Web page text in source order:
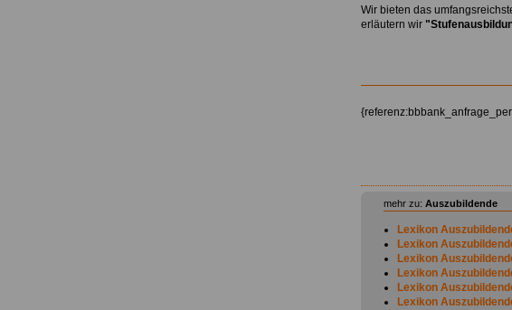
Wir bieten das
erläutern wir
mehr zu: Auszubildende
Lexikon
Lexikon
Lexikon
Lexikon
Lexikon
Lexikon